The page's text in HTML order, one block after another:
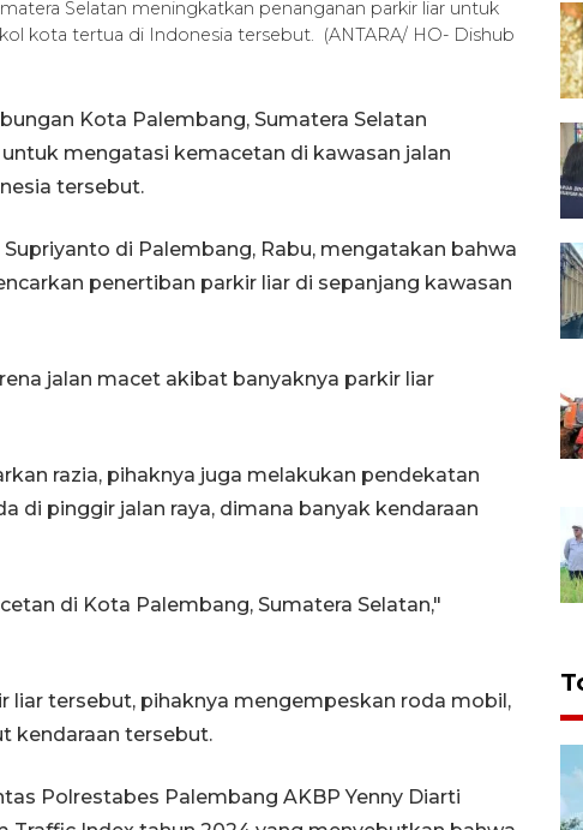
Selatan meningkatkan penanganan parkir liar untuk
kota tertua di Indonesia tersebut. (ANTARA/ HO- Dishub
Kota Palembang, Sumatera Selatan
mengatasi kemacetan di kawasan jalan
tersebut.
di Palembang, Rabu, mengatakan bahwa
penertiban parkir liar di sepanjang kawasan
jalan macet akibat banyaknya parkir liar
razia, pihaknya juga melakukan pendekatan
di pinggir jalan raya, dimana banyak kendaraan
di Kota Palembang, Sumatera Selatan,"
liar tersebut, pihaknya mengempeskan roda mobil,
kendaraan tersebut.
Polrestabes Palembang AKBP Yenny Diarti